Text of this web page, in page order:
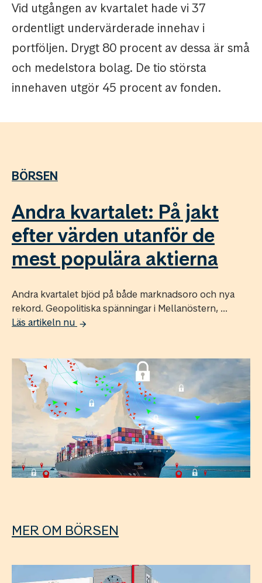
Vid utgången av kvartalet hade vi 37
ordentligt undervärderade innehav i
portföljen. Drygt 80 procent av dessa är små
och medelstora bolag. De tio största
innehaven utgör 45 procent av fonden.
BÖRSEN
Andra kvartalet: På jakt
efter värden utanför de
mest populära aktierna
Andra kvartalet bjöd på både marknadsoro och nya
rekord. Geopolitiska spänningar i Mellanöstern, ...
Läs artikeln nu
MER OM BÖRSEN